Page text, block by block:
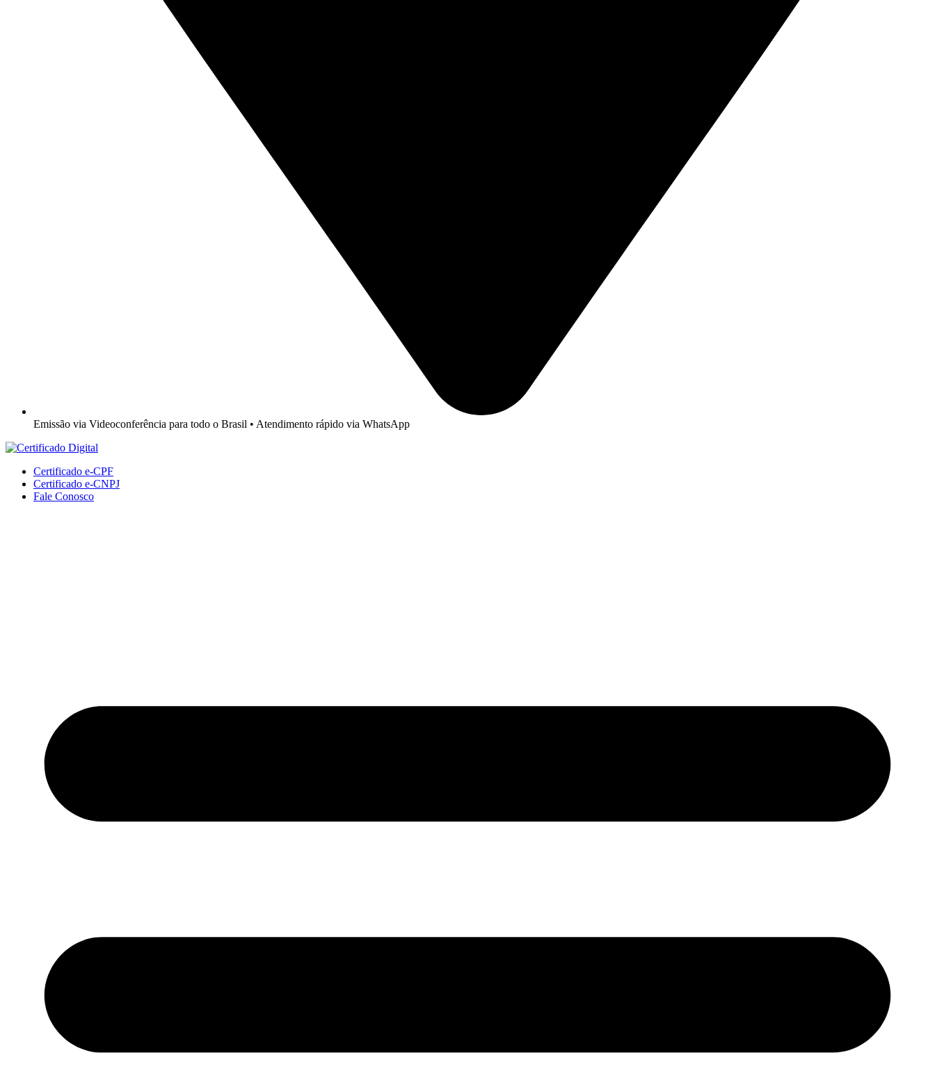
Emissão via Videoconferência para todo o Brasil • Atendimento rápido via WhatsApp
Certificado e-CPF
Certificado e-CNPJ
Fale Conosco